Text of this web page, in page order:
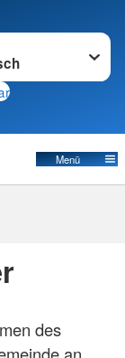
wechseln zu
Menü
des